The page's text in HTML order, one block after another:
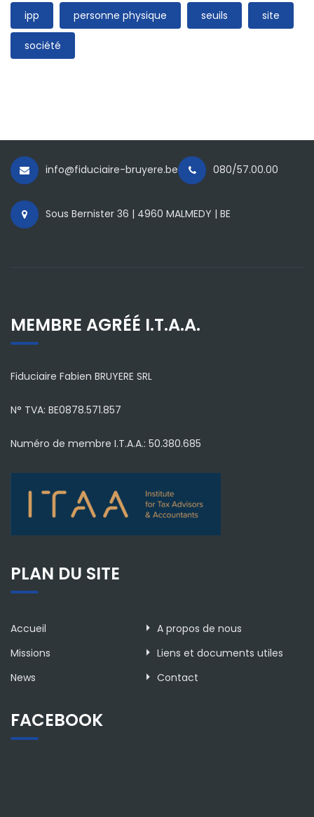
ipp personne physique seuils site
société
info@fiduciaire-bruyere.be 080/57.00.00
Sous Bernister 36 | 4960 MALMEDY | BE
MEMBRE AGRÉÉ I.T.A.A.
Fiduciaire Fabien BRUYERE SRL
N° TVA: BE0878.571.857
Numéro de membre I.T.A.A.: 50.380.685
PLAN DU SITE
Accueil
A propos de nous
Missions
Liens et documents utiles
News
Contact
FACEBOOK